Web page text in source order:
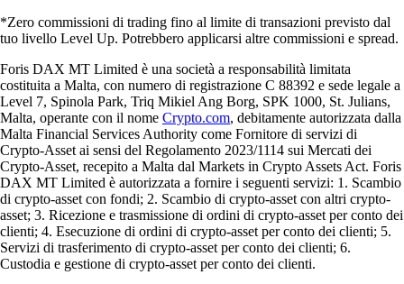
*Zero commissioni di trading fino al limite di transazioni previsto dal
tuo livello Level Up. Potrebbero applicarsi altre commissioni e spread.
Foris DAX MT Limited è una società a responsabilità limitata
costituita a Malta, con numero di registrazione C 88392 e sede legale a
Level 7, Spinola Park, Triq Mikiel Ang Borg, SPK 1000, St. Julians,
Malta, operante con il nome Crypto.com, debitamente autorizzata dalla
Malta Financial Services Authority come Fornitore di servizi di
Crypto-Asset ai sensi del Regolamento 2023/1114 sui Mercati dei
Crypto-Asset, recepito a Malta dal Markets in Crypto Assets Act. Foris
DAX MT Limited è autorizzata a fornire i seguenti servizi: 1. Scambio
di crypto-asset con fondi; 2. Scambio di crypto-asset con altri crypto-
asset; 3. Ricezione e trasmissione di ordini di crypto-asset per conto dei
clienti; 4. Esecuzione di ordini di crypto-asset per conto dei clienti; 5.
Servizi di trasferimento di crypto-asset per conto dei clienti; 6.
Custodia e gestione di crypto-asset per conto dei clienti.